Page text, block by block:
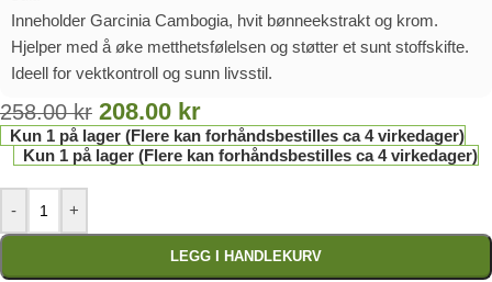
Inneholder Garcinia Cambogia, hvit bønneekstrakt og krom.
Hjelper med å øke metthetsfølelsen og støtter et sunt stoffskifte.
Ideell for vektkontroll og sunn livsstil.
258.00kr 208.00 kr
Kun 1 på lager (Flere kan forhåndsbestilles ca 4 virkedager)
Kun 1 på lager (Flere kan forhåndsbestilles ca 4 virkedager)
- +
LEGG I HANDLEKURV